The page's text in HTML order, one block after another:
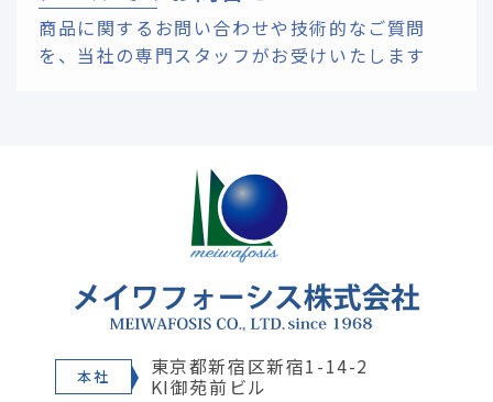
商品に関するお問い合わせや技術的なご質問
を、 当社の専門スタッフがお受けいたします
本社 東京都新宿区新宿1-14-2
KI御苑前ビル